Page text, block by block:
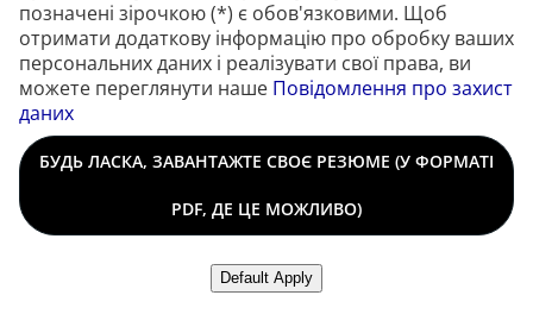
позначені зірочкою (*) є обов'язковими. Щоб
отримати додаткову інформацію про обробку ваших
персональних даних і реалізувати свої права, ви
можете переглянути наше Повідомлення про захист
даних
БУДЬ ЛАСКА, ЗАВАНТАЖТЕ СВОЄ РЕЗЮМЕ (У ФОРМАТІ
PDF, ДЕ ЦЕ МОЖЛИВО)
Завантажити файл резюме
Default Apply
Завантажити резюме з LinkedIn